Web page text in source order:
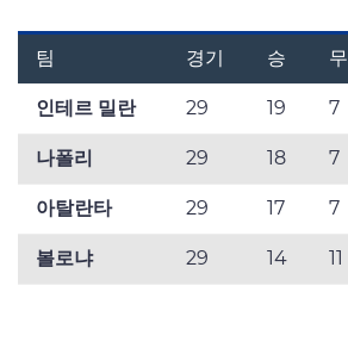
팀 경기 승 무
인테르 밀란 29 19 7
나폴리 29 18 7
아탈란타 29 17 7
볼로냐 29 14 11